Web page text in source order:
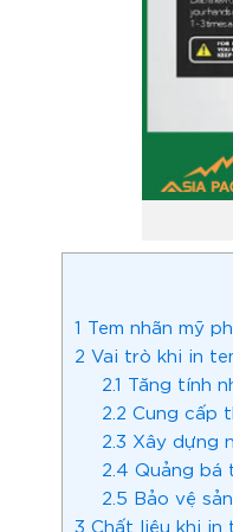
1 Tem nhãn mỹ
2 Vai trò khi in
2.1 Tăng tính
2.2 Cung cấp
2.3 Xây dựng
2.4 Quảng bá
2.5 Bảo vệ
3 Chất liệu khi in